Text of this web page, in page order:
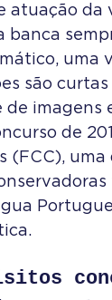
atuação da
banca
uma
são
de imagens
de
(FCC),